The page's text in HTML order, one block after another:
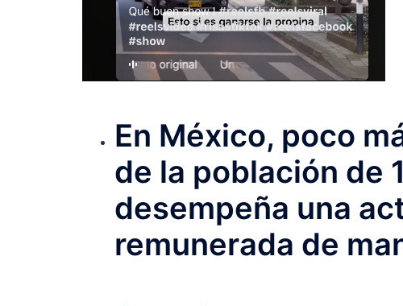
En México, poco
de la población de
desempeña una
remunerada de